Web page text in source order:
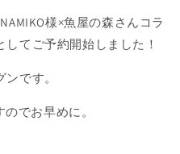
様×魚屋の森さんコラ
てご予約開始しました！
です。
でお早めに。